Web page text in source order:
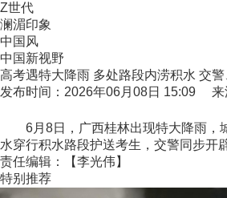
Z世代
澜湄印象
中国风
中国新视野
高考遇特大降雨 多处路段内涝积水 交
发布时间：2026年06月08日 15:09 来
6月8日，广西桂林出现特大降雨，城
水穿行积水路段护送考生，交警同步开
责任编辑：【李光伟】
特别推荐